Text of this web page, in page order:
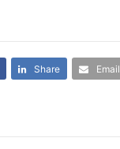
Share Email